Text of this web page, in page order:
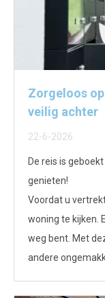
Zorgeloos
veilig achter
22-6-2026
De reis is
genieten!
Voordat u
woning te kijken.
weg bent. Met
andere